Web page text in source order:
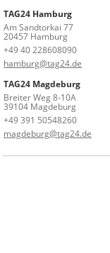
TAG24 Hamburg
Am Sandtorkai 77
20457 Hamburg
+49 40 228608090
hamburg@tag24.de
TAG24 Magdeburg
Breiter Weg 8-10A
39104 Magdeburg
+49 391 50548260
magdeburg@tag24.de